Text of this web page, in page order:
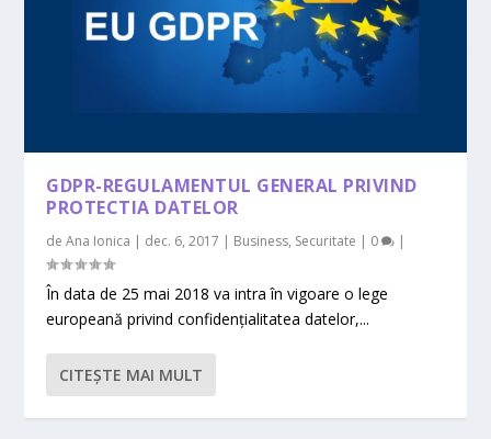
GDPR-REGULAMENTUL GENERAL PRIVIND
PROTECTIA DATELOR
deAna Ionica | dec. 6, 2017 | Business, Securitate | 0 |
În data de 25 mai 2018 va intra în vigoare o lege
europeană privind confidențialitatea datelor,...
CITEŞTE MAI MULT